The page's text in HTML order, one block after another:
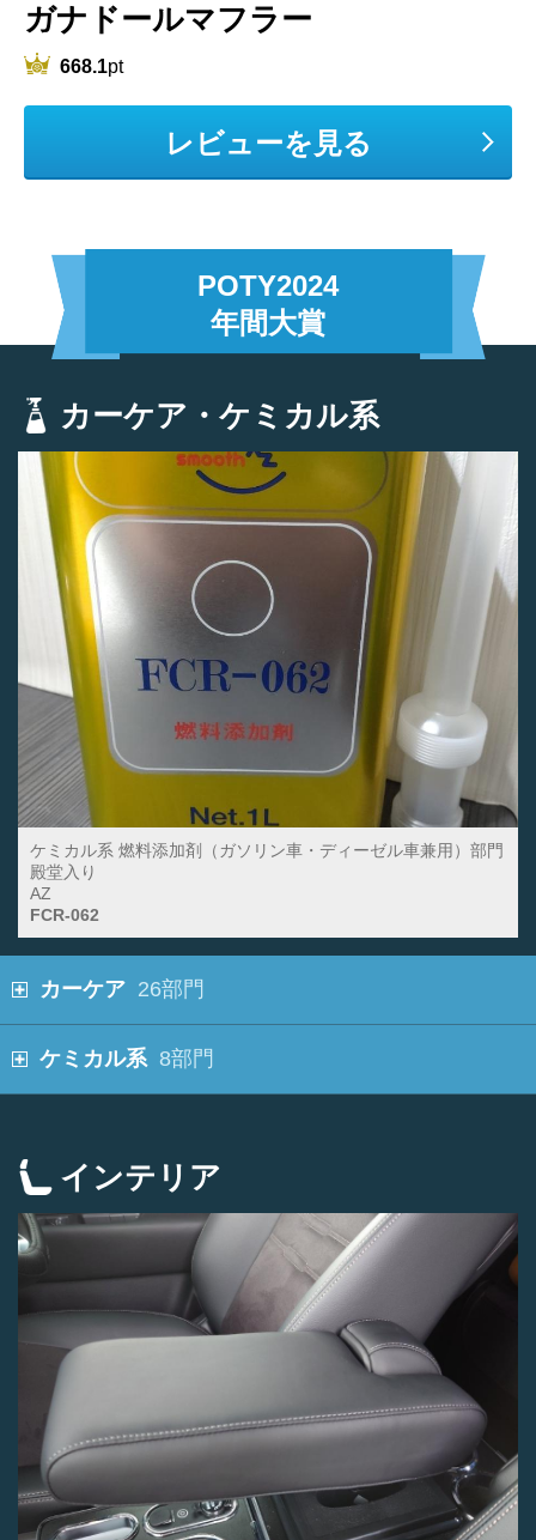
ガナドールマフラー
668.1pt
レビューを見る
POTY2024
年間大賞
カーケア・ケミカル系
ケミカル系 燃料添加剤（ガソリン車・ディーゼル車兼用）部門
殿堂入り
AZ
FCR-062
カーケア 26部門
ケミカル系 8部門
インテリア